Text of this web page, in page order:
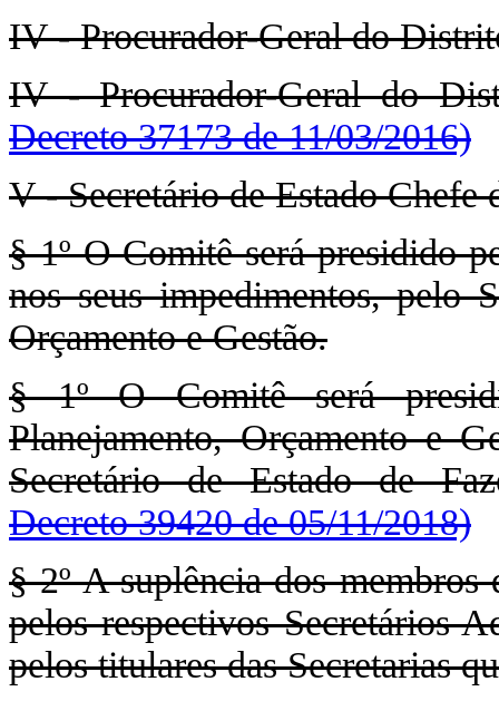
IV - Procurador-Geral do
IV - Procurador-Geral do
Decreto 37173 de 11/03/2016)
V - Secretário de Estado Chefe
§ 1º O Comitê será presidido
nos seus impedimentos, pelo
Orçamento e Gestão.
§ 1º O Comitê será
Planejamento, Orçamento e
Secretário de Estado de
Decreto 39420 de 05/11/2018)
§ 2º A suplência dos
pelos respectivos Secretários
pelos titulares das Secretarias